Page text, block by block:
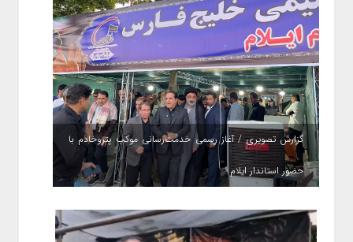
گزارش تصویری / آغاز رسمی خدمت‌رسانی موکب پتروخادم با
حضور استاندار ایلام